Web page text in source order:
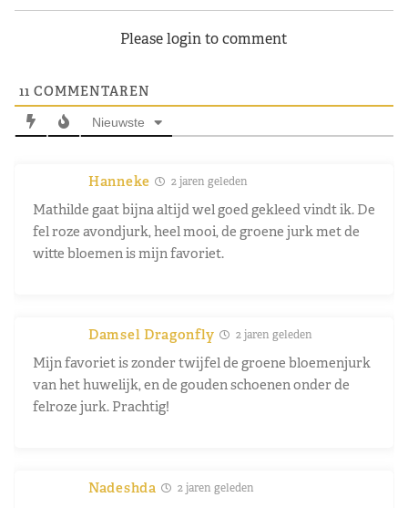
Please login to comment
11 COMMENTAREN
Nieuwste
Hanneke 2 jaren geleden
Mathilde gaat bijna altijd wel goed gekleed vindt ik. De
fel roze avondjurk, heel mooi, de groene jurk met de
witte bloemen is mijn favoriet.
Damsel Dragonfly 2 jaren geleden
Mijn favoriet is zonder twijfel de groene bloemenjurk
van het huwelijk, en de gouden schoenen onder de
felroze jurk. Prachtig!
Nadeshda 2 jaren geleden